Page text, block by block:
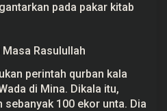
pada pakar kitab
Rasulullah
perintah qurban kala
di Mina. Dikala itu,
sebanyak 100 ekor unta. Dia